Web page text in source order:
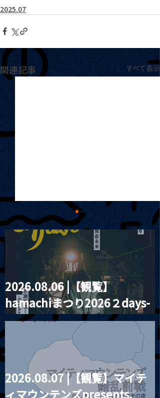
2025.07
関連記事 すべて表示
2025.07.02 | PRIVATE
RENTAL
2026.08.06 |【観覧】
hamachiまつり2026２days-
月見ル君想フ編②
2026.08.07 |【観覧】マイテ
ィマウンテンズpresents.